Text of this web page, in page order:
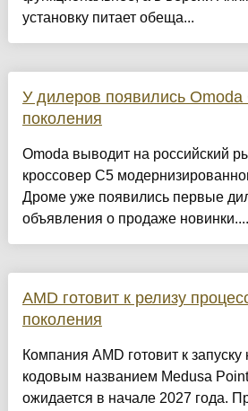
установку питает обеща...
У дилеров появились Omoda
поколения
Omoda выводит на российский
кроссовер C5
Дроме уже появились первые
объявления о продаже новинки....
AMD готовит к релизу
поколения
Компания AMD готовит к
кодовым названием Medusa
ожидается в начале 2027 года.